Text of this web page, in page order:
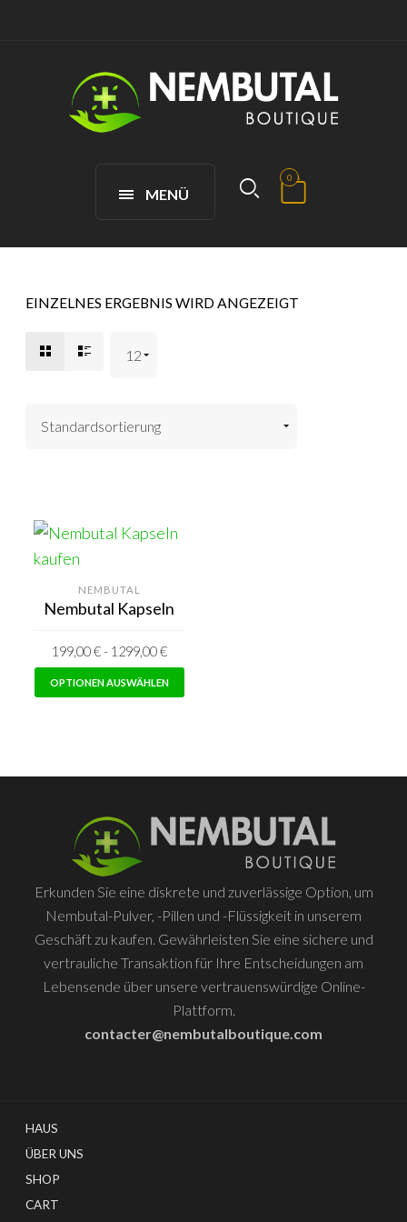
MENÜ
0
EINZELNES ERGEBNIS WIRD ANGEZEIGT
NEMBUTAL
Nembutal Kapseln
199,00€- 1299,00€
OPTIONEN AUSWÄHLEN
Varianten.
Optionen
auf
Produktseite
ausgewählt
werden
Erkunden Sie eine diskrete und zuverlässige Option, um
Nembutal-Pulver, -Pillen und -Flüssigkeit in unserem
Geschäft zu kaufen. Gewährleisten Sie eine sichere und
vertrauliche Transaktion für Ihre Entscheidungen am
Lebensende über unsere vertrauenswürdige Online-
Plattform.
contacter@nembutalboutique.com
HAUS
ÜBER UNS
SHOP
CART